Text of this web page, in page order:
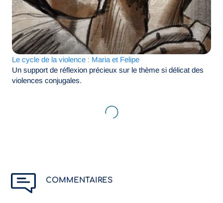
Le cycle de la violence : Maria et Felipe
Un support de réflexion précieux sur le thème si délicat des
violences conjugales.
COMMENTAIRES